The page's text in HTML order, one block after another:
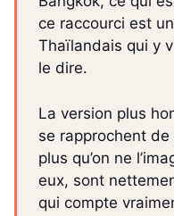
ce raccourci est
Thaïlandais qui y
le dire.
La version plus
se rapprochent
plus qu’on ne
eux, sont
qui compte